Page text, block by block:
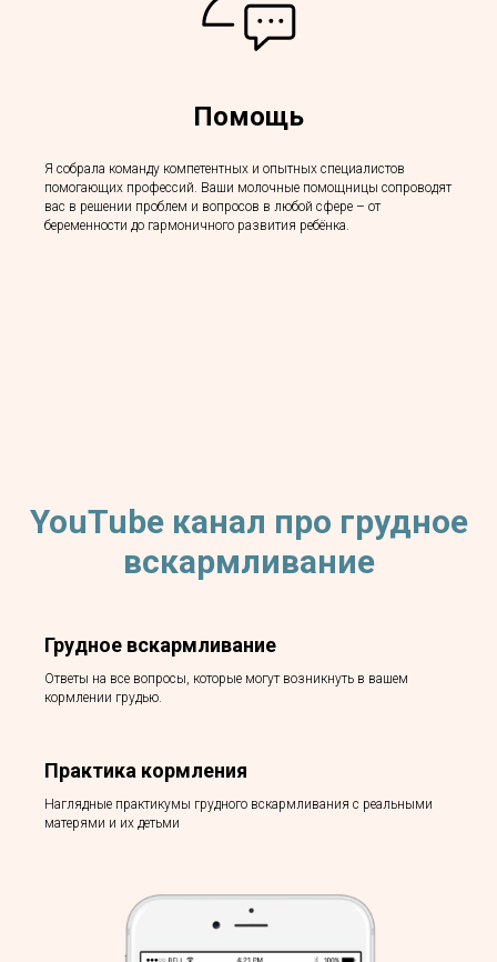
Помощь
Я собрала команду компетентных и опытных специалистов
помогающих профессий. Ваши молочные помощницы сопроводят
вас в решении проблем и вопросов в любой сфере – от
беременности до гармоничного развития ребёнка.
YouTube канал про грудное
вскармливание
Грудное вскармливание
Ответы на все вопросы, которые могут возникнуть в вашем
кормлении грудью.
Практика кормления
Наглядные практикумы грудного вскармливания с реальными
матерями и их детьми